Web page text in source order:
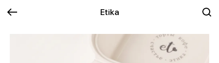
Etika